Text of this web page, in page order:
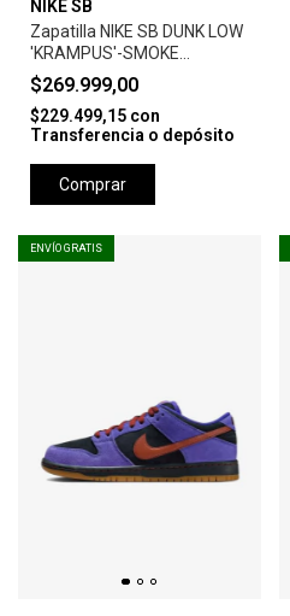
NIKE SB
Zapatilla NIKE SB DUNK LOW
'KRAMPUS'-SMOKE
GREY/CAMPFIRE ORANGE
$269.999,00
$229.499,15 con
Transferencia o depósito
Comprar
ENVÍO GRATIS